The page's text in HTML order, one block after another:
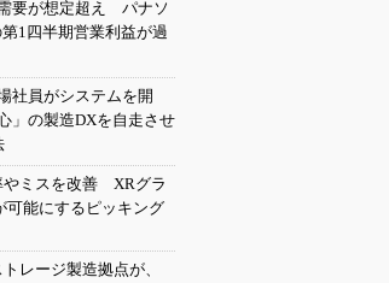
要が想定超え パナソ
1四半期営業利益が過
社員がシステムを開
の製造DXを自走させ
やミスを改善 XRグラ
可能にするピッキング
レージ製造拠点が、